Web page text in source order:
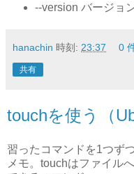
--version バージョ
hanachin 時刻: 23:37 0
共有
touchを使う（
習ったコマンドを1つず
メモ。touchはファイル